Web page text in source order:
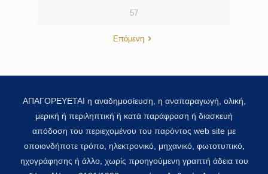
57
Επόμενη
ΑΠΑΓΟΡΕΥΕΤΑΙ η αναδημοσίευση, η αναπαραγωγή, ολική,
μερική ή περιληπτική ή κατά παράφραση ή διασκευή
απόδοση του περιεχομένου του παρόντος web site με
οποιονδήποτε τρόπο, ηλεκτρονικό, μηχανικό, φωτοτυπικό,
ηχογράφησης ή άλλο, χωρίς προηγούμενη γραπτή άδεια του